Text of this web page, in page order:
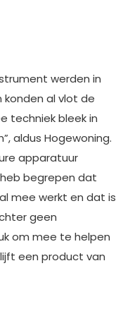
werden in
al vlot de
techniek bleek in
aldus Hogewoning.
apparatuur
begrepen dat
mee werkt en dat is
geen
om mee te helpen
een product van